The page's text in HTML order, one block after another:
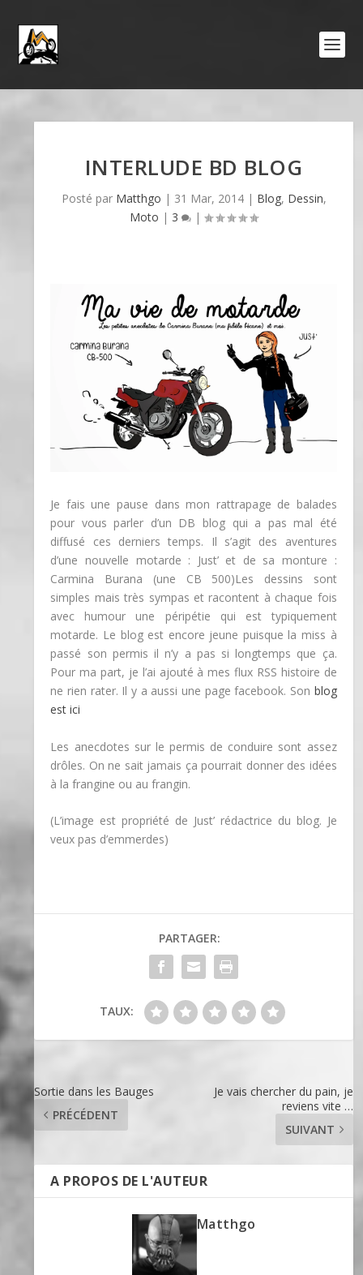
INTERLUDE BD BLOG
Posté par Matthgo | 31 Mar, 2014| Blog, Dessin,
Moto | 3 |
Je fais une pause dans mon rattrapage de balades
pour vous parler d’un DB blog qui a pas mal été
diffusé ces derniers temps. Il s’agit des aventures
d’une nouvelle motarde : Just’ et de sa monture :
Carmina Burana (une CB 500)Les dessins sont
simples mais très sympas et racontent à chaque fois
avec humour une péripétie qui est typiquement
motarde. Le blog est encore jeune puisque la miss à
passé son permis il n’y a pas si longtemps que ça.
Pour ma part, je l’ai ajouté à mes flux RSS histoire de
ne rien rater. Il y a aussi une page facebook. Son blog
est ici
Les anecdotes sur le permis de conduire sont assez
drôles. On ne sait jamais ça pourrait donner des idées
à la frangine ou au frangin.
(L’image est propriété de Just’ rédactrice du blog. Je
veux pas d’emmerdes)
PARTAGER:
TAUX:
Sortie dans les Bauges
PRÉCÉDENT
Je vais chercher du pain, je
reviens vite …
SUIVANT
A PROPOS DE L'AUTEUR
Matthgo